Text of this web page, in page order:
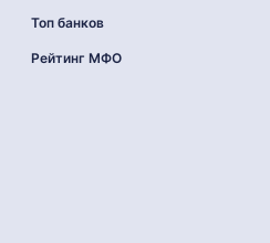
Топ банков
Рейтинг МФО